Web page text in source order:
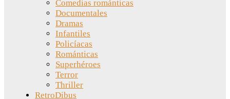
Comedias románticas
Documentales
Dramas
Infantiles
Policíacas
Románticas
Superhéroes
Terror
Thriller
RetroDibus